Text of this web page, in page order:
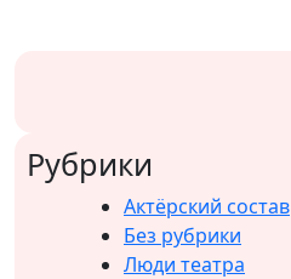
Рубрики
Актёрский состав
Без рубрики
Люди театра